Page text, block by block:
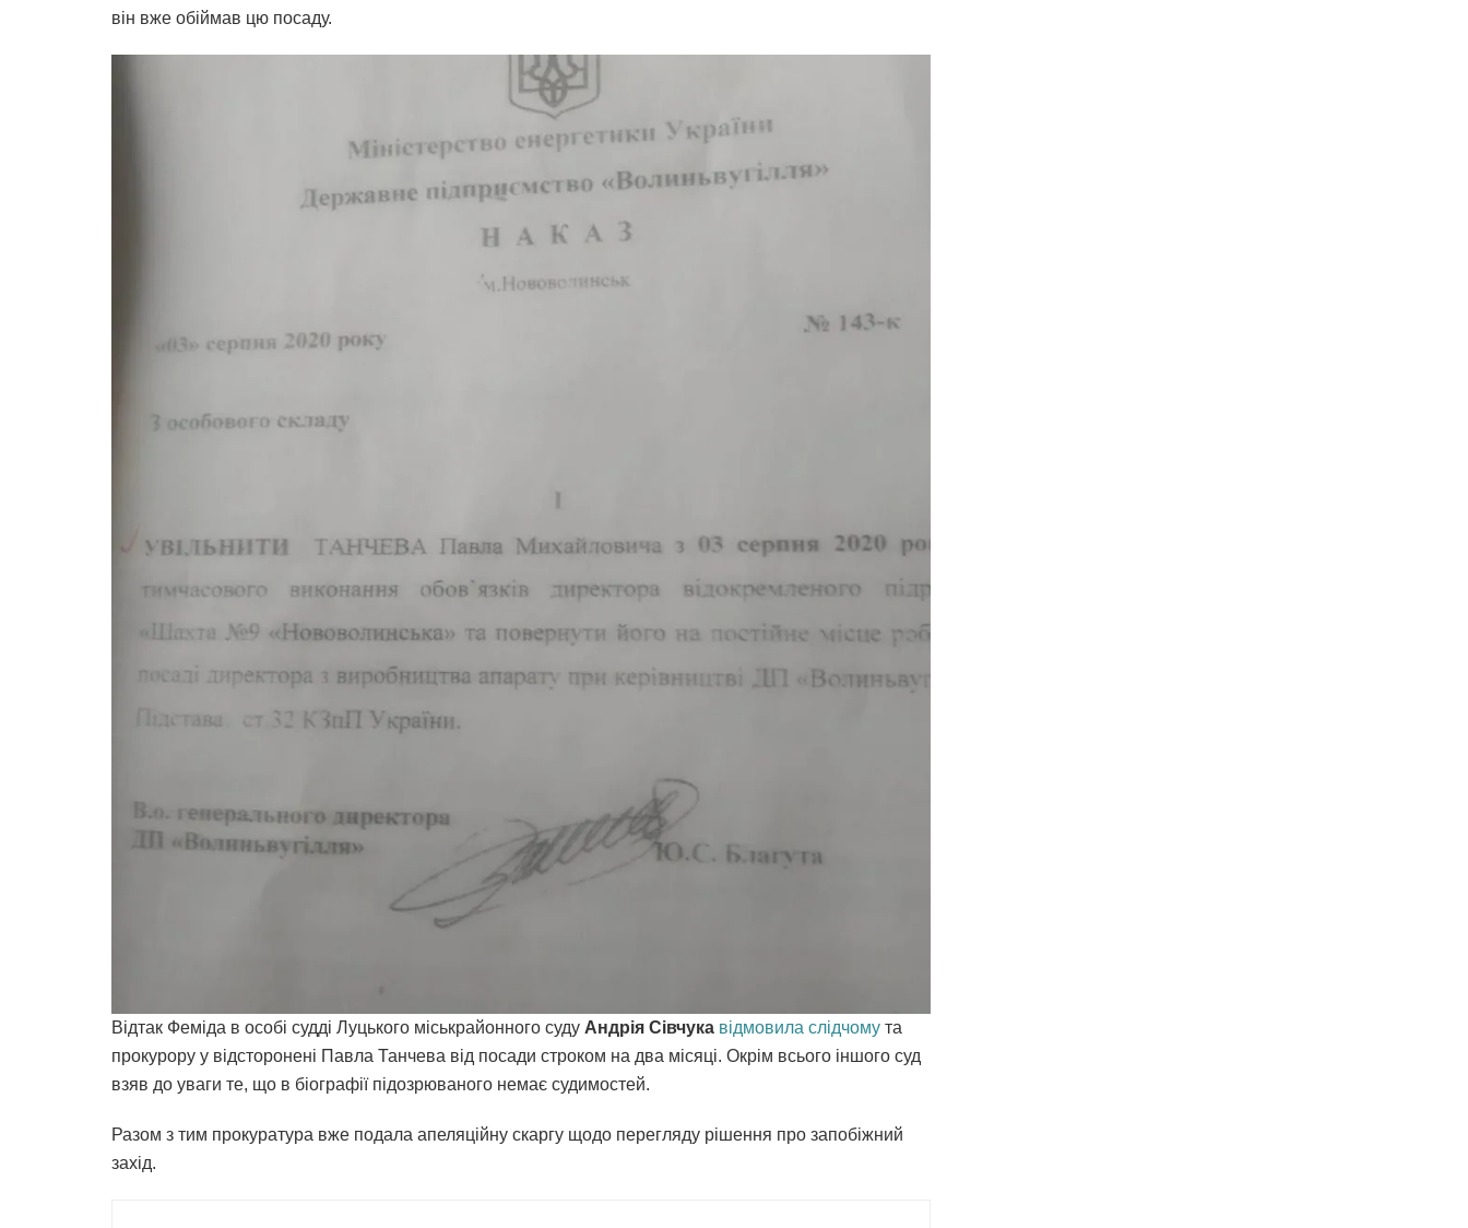
він вже обіймав цю посаду.
Відтак Феміда в особі судді Луцького міськрайонного суду Андрія Сівчука відмовила слідчому та
прокурору у відсторонені Павла Танчева від посади строком на два місяці. Окрім всього іншого суд
взяв до уваги те, що в біографії підозрюваного немає судимостей.
Разом з тим прокуратура вже подала апеляційну скаргу щодо перегляду рішення про запобіжний
захід.